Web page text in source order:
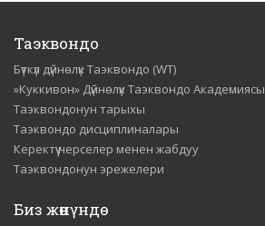
Таэквондо
Бүткүл дүйнөлүк Таэквондо (WT)
»Куккивон» Дүйнөлүк Таэквондо Академиясы
Таэквондонун тарыхы
Таэквондо дисциплиналары
Керектүү нерселер менен жабдуу
Таэквондонун эрежелери
Биз жөнүндө